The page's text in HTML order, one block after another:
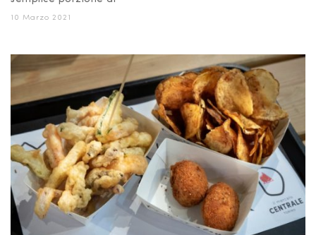
10 Marzo 2021